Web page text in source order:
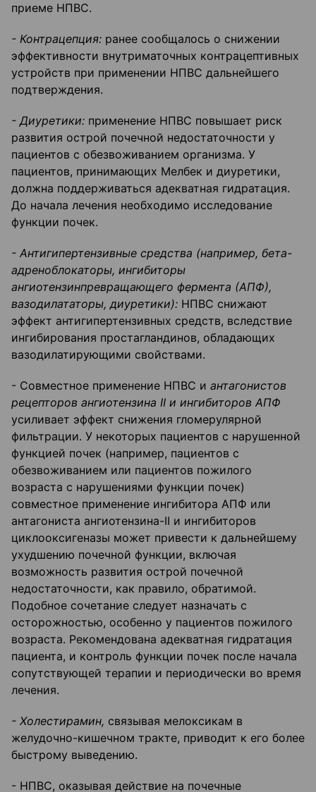
приеме НПВС.
- Контрацепция: ранее сообщалось о снижении
эффективности внутриматочных контрацептивных
устройств при применении НПВС дальнейшего
подтверждения.
- Диуретики: применение НПВС повышает риск
развития острой почечной недостаточности у
пациентов с обезвоживанием организма. У
пациентов, принимающих Мелбек и диуретики,
должна поддерживаться адекватная гидратация.
До начала лечения необходимо исследование
функции почек.
- Антигипертензивные средства (например, бета-
адреноблокаторы, ингибиторы
ангиотензинпревращающего фермента (АПФ),
вазодилататоры, диуретики): НПВС снижают
эффект антигипертензивных средств, вследствие
ингибирования простагландинов, обладающих
вазодилатирующими свойствами.
- Совместное применение НПВС и антагонистов
рецепторов ангиотензина II и ингибиторов АПФ
усиливает эффект снижения гломерулярной
фильтрации. У некоторых пациентов с нарушенной
функцией почек (например, пациентов с
обезвоживанием или пациентов пожилого
возраста с нарушениями функции почек)
совместное применение ингибитора АПФ или
антагониста ангиотензина-II и ингибиторов
циклооксигеназы может привести к дальнейшему
ухудшению почечной функции, включая
возможность развития острой почечной
недостаточности, как правило, обратимой.
Подобное сочетание следует назначать с
осторожностью, особенно у пациентов пожилого
возраста. Рекомендована адекватная гидратация
пациента, и контроль функции почек после начала
сопутствующей терапии и периодически во время
лечения.
- Холестирамин, связывая мелоксикам в
желудочно-кишечном тракте, приводит к его более
быстрому выведению.
- НПВС, оказывая действие на почечные